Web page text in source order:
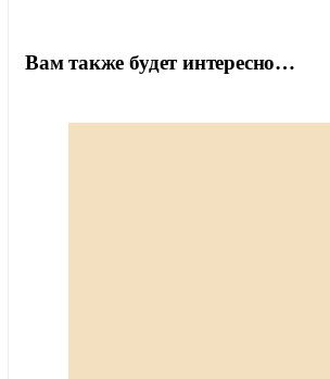
Вам также будет интересно…